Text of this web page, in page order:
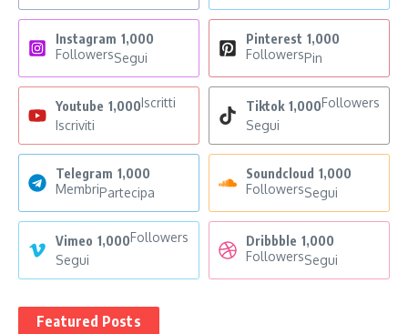
Instagram 1,000
FollowersSegui
Pinterest 1,000
FollowersPin
Youtube 1,000Iscritti
Iscriviti
Tiktok 1,000Followers
Segui
Telegram 1,000
MembriPartecipa
Soundcloud 1,000
FollowersSegui
Vimeo 1,000Followers
Segui
Dribbble 1,000
FollowersSegui
Featured Posts